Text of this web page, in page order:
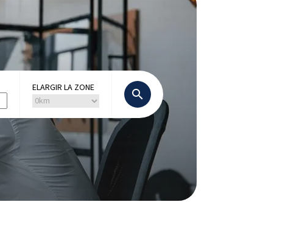
ELARGIR LA ZONE search